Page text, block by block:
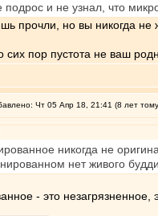
подрос и не узнал, что
прочли, но вы никогда не
сих пор пустота не ваш
Чт 05 Апр 18, 21:41 (8 лет
никогда не
нет живого
- это незагрязненное,